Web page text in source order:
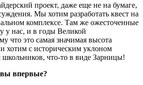
проект, даже еще не на бумаге,
Мы хотим разработать квест на
комплексе. Там же ожесточенные
у нас, и в годы Великой
что это самая значимая высота
хотим с историческим уклоном
школьников, что-то в виде Зарницы!
впервые?